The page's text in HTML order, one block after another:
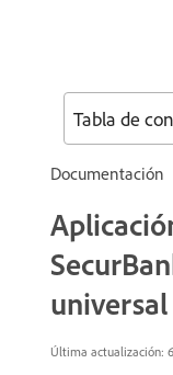
Documentación
universal
Última actualización:
Tabla de